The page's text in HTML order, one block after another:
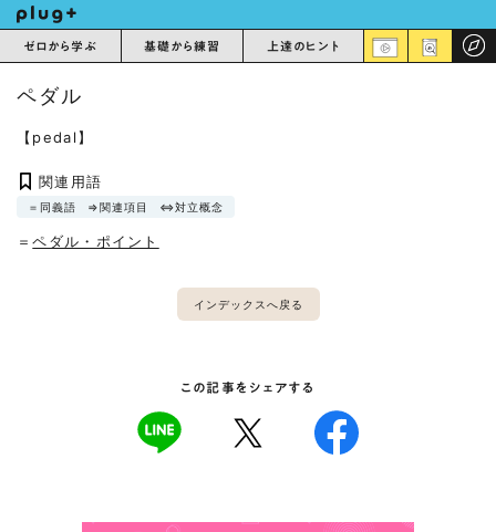
ゼロから学ぶ 基礎から練習 上達のヒント
ペダル
【pedal】
関連用語
＝同義語 ⇒関連項目 ⇔対立概念
＝ペダル・ポイント
インデックスへ戻る
この記事をシェアする